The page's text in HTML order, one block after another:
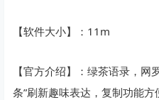
【软件大小】：11m
【官方介绍】：绿茶语录，网
条”刷新趣味表达，复制功能